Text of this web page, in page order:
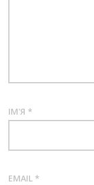
ІМ'Я *
EMAIL *